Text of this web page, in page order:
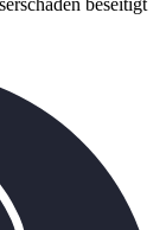
beseitigt